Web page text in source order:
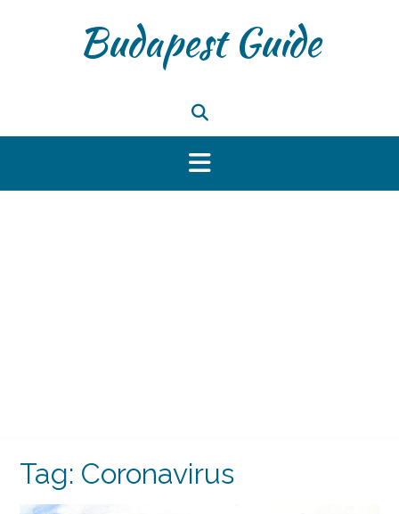
Budapest Guide
Tag: Coronavirus